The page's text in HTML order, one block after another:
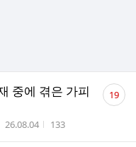
중에 겪은 가피
작성시간
26.08.04 조회수
133
댓
글19